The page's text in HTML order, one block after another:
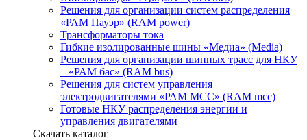
Решения для организации систем распределения
«РАМ Пауэр» (RAM power)
Трансформаторы тока
Гибкие изолированные шины «Медиа» (Media)
Решения для организации шинных трасс для НКУ
– «РАМ бас» (RAM bus)
Решения для систем управления
электродвигателями «РАМ МСС» (RAM mcc)
Готовые НКУ распределения энергии и
управления двигателями
Скачать каталог